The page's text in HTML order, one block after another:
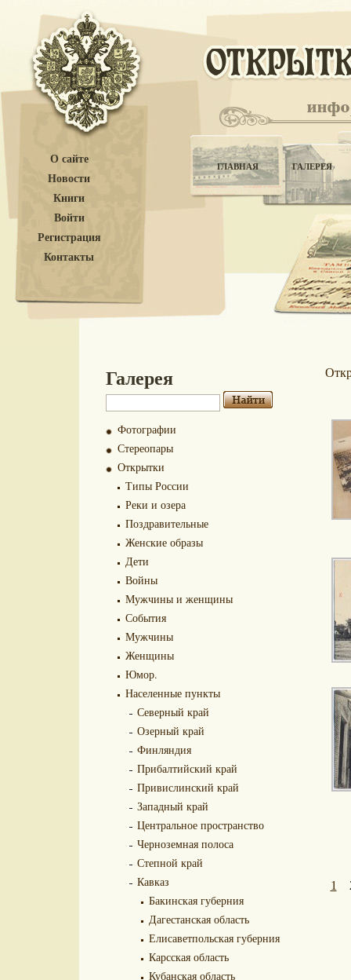
О сайте
Новости
Книги
Войти
Регистрация
Контакты
ГЛАВНАЯ ГАЛЕРЕЯ
Галерея
Фотографии
Стереопары
Открытки
Типы России
Реки и озера
Поздравительные
Женские образы
Дети
Войны
Мужчины и женщины
События
Мужчины
Женщины
Юмор.
Населенные пункты
Северный край
Озерный край
Финляндия
Прибалтийский край
Привислинский край
Западный край
Центральное пространство
Черноземная полоса
Степной край
Кавказ
Бакинская губерния
Дагестанская область
Елисаветпольская губерния
Карсская область
Кубанская область
1